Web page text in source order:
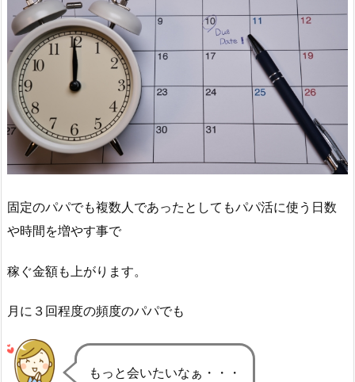
固定のパパでも複数人であったとしてもパパ活に使う日数
や時間を増やす事で
稼ぐ金額も上がります。
月に３回程度の頻度のパパでも
もっと会いたいなぁ・・・